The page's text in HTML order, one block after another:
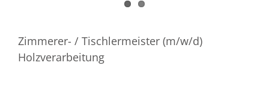
Zimmerer- / Tischlermeister (m/w/d)
Holzverarbeitung